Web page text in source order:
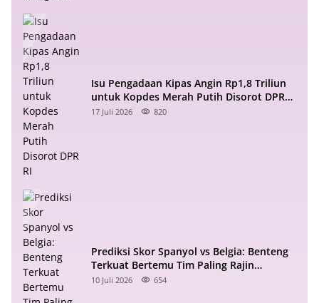
Isu Pengadaan Kipas Angin Rp1,8 Triliun
untuk Kopdes Merah Putih Disorot DPR
RI
17 Juli 2026 820
Prediksi Skor Spanyol vs Belgia: Benteng
Terkuat Bertemu Tim Paling Rajin
Menyerang
10 Juli 2026 654